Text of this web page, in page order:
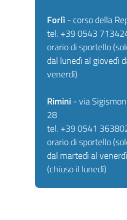
Forlì- corso della
tel. +39 0543
orario di sportello
dal lunedì al giovedì
venerdì)
Rimini- via
28
tel. +39 0541
orario di sportello
dal martedì al
(chiuso il lunedì)